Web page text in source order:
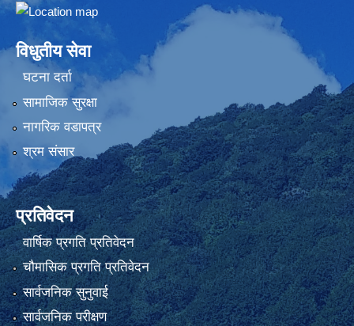
Embed Google Map
विधुतीय सेवा
घटना दर्ता
सामाजिक सुरक्षा
नागरिक वडापत्र
श्रम संसार
प्रतिवेदन
वार्षिक प्रगति प्रतिवेदन
चौमासिक प्रगति प्रतिवेदन
सार्वजनिक सुनुवाई
सार्वजनिक परीक्षण